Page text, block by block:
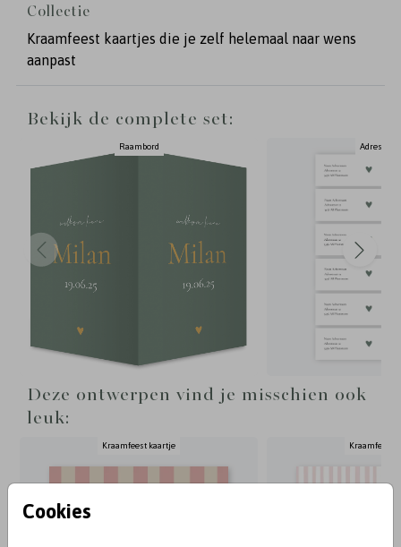
Cookies
Collectie
Kraamfeest kaartjes die je zelf helemaal naar wens
aanpast
Bekijk de complete set:
Raambord
Deze ontwerpen vind je misschien ook
leuk:
Kraamfeest kaartje Kraamfeest